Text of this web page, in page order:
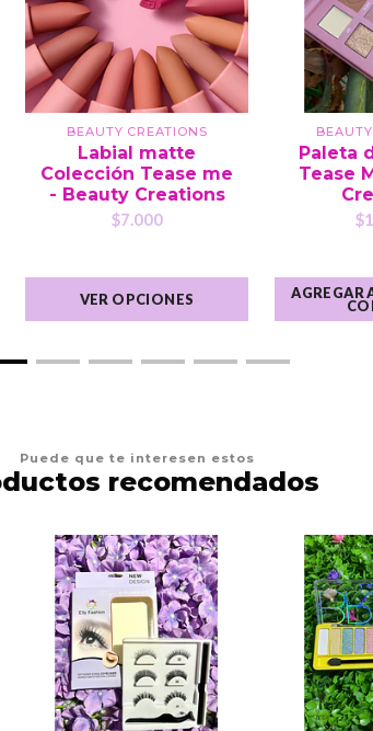
BEAUTY CREATIONS
Labial matte
Colección Tease me
- Beauty Creations
$7.000
VER OPCIONES
Paleta
Tease
AGREGAR
Puede que te interesen estos
recomendados